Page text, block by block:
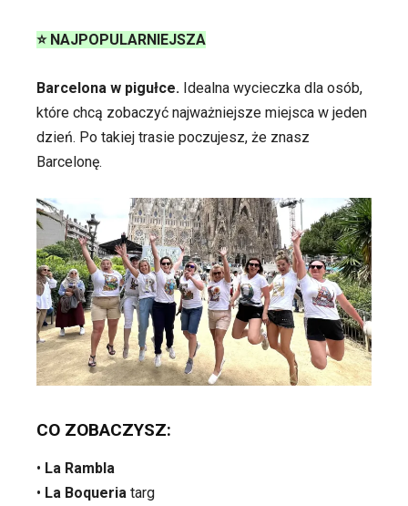
⭐ NAJPOPULARNIEJSZA
Barcelona w pigułce. Idealna wycieczka dla osób,
które chcą zobaczyć najważniejsze miejsca w jeden
dzień. Po takiej trasie poczujesz, że znasz
Barcelonę.
CO ZOBACZYSZ:
• La Rambla
• La Boqueria targ